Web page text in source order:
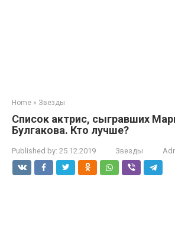
Home » Звезды
Список актрис, сыгравших
Булгакова. Кто лучше?
Published by: 25.12.2019 Звезды